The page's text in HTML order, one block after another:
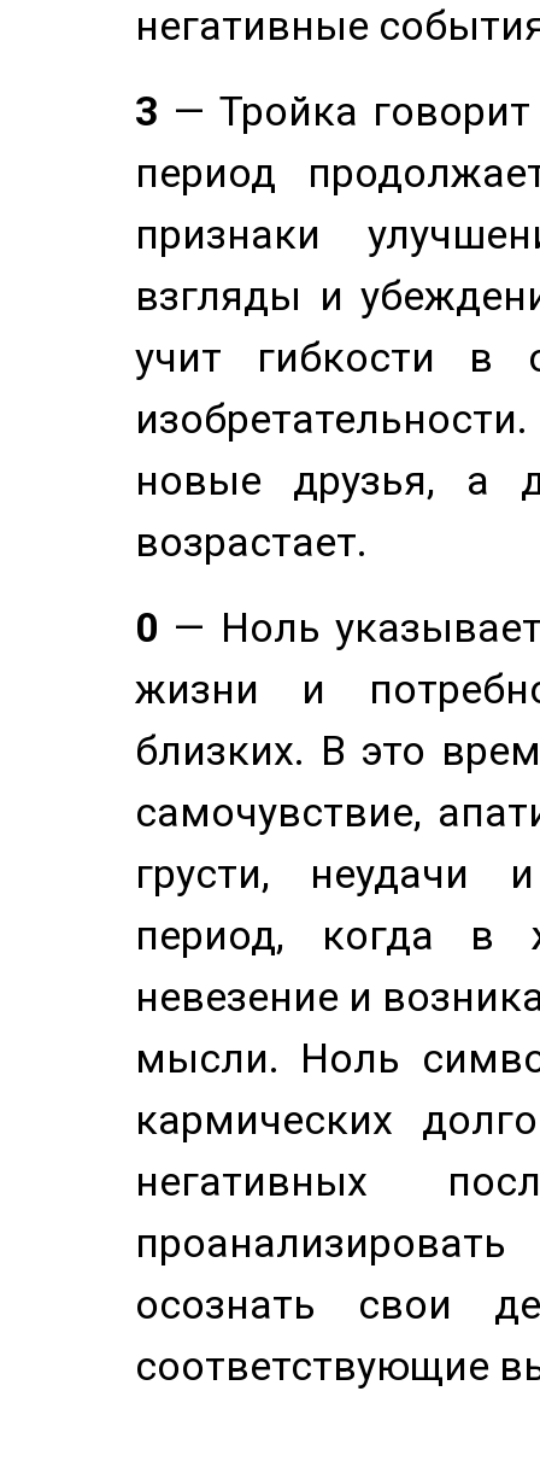
негативные
3 — Тройка
период
признаки
взгляды и
учит гибкости в
новые друзья, а
возрастает.
0 — Ноль
жизни и
близких. В это
самочувствие,
грусти, неудачи
период, когда в
невезение и
мысли. Ноль
кармических
негативных
осознать свои
соответствующие